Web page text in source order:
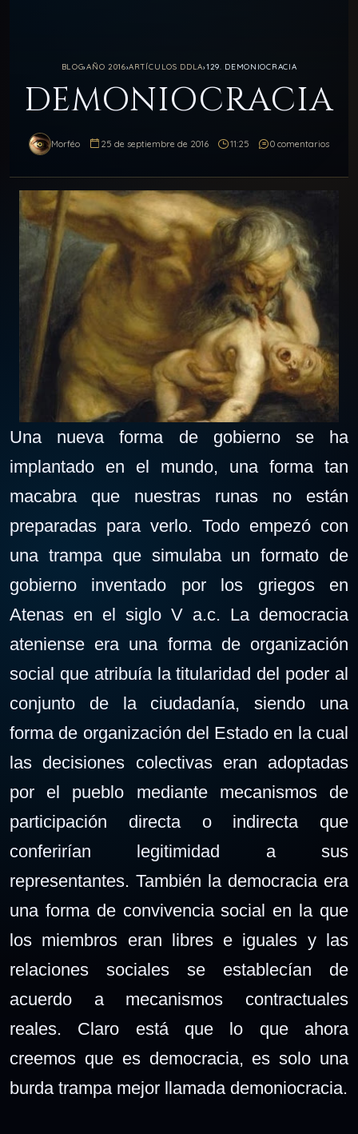
BLOG›AÑO 2016›ARTÍCULOS DDLA›129. DEMONIOCRACIA
DEMONIOCRACIA
Morféo 25 de septiembre de 2016 11:25 0 comentarios
Una nueva forma de gobierno se ha
implantado en el mundo, una forma tan
macabra que nuestras runas no están
preparadas para verlo. Todo empezó con
una trampa que simulaba un formato de
gobierno inventado por los griegos en
Atenas en el siglo V a.c. La democracia
ateniense era una forma de organización
social que atribuía la titularidad del poder al
conjunto de la ciudadanía, siendo una
forma de organización del Estado en la cual
las decisiones colectivas eran adoptadas
por el pueblo mediante mecanismos de
participación directa o indirecta que
conferirían legitimidad a sus
representantes. También la democracia era
una forma de convivencia social en la que
los miembros eran libres e iguales y las
relaciones sociales se establecían de
acuerdo a mecanismos contractuales
reales. Claro está que lo que ahora
creemos que es democracia, es solo una
burda trampa mejor llamada demoniocracia.